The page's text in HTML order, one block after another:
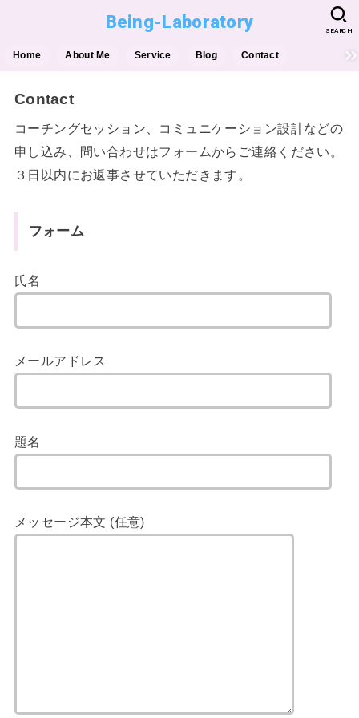
Being-Laboratory
Home About Me Service Blog Contact
SEARCH
Contact
コーチングセッション、コミュニケーション設計などの
申し込み、問い合わせはフォームからご連絡ください。
３日以内にお返事させていただきます。
フォーム
氏名
メールアドレス
題名
メッセージ本文 (任意)